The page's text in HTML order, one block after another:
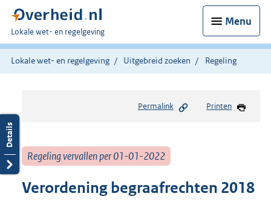
Menu
U
bent
hier:
Lokale wet- en regelgeving
Lokale wet- en regelgeving Uitgebreid zoeken Regeling
Permalink Printen
Regeling vervallen per 01-01-2022
Verordening begraafrechten 2018